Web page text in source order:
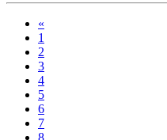
«
1
2
3
4
5
6
7
8